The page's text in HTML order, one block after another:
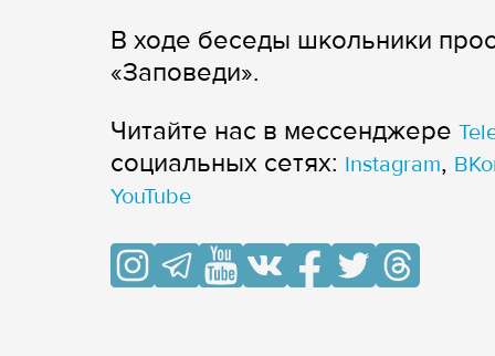
В ходе беседы школьники
«Заповеди».
Читайте нас в мессенджере
cоциальных сетях: Instagram,
YouTube